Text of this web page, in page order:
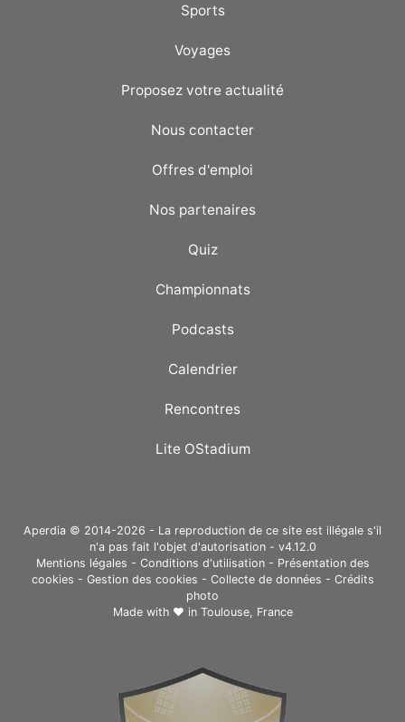
Sports
Voyages
Proposez votre actualité
Nous contacter
Offres d'emploi
Nos partenaires
Quiz
Championnats
Podcasts
Calendrier
Rencontres
Lite OStadium
Aperdia © 2014-2026 - La reproduction de ce site est illégale s'il
n'a pas fait l'objet d'autorisation - v4.12.0
Mentions légales - Conditions d'utilisation- Présentation des
cookies - Gestion des cookies - Collecte de données - Crédits
photo
Made with ❤ in Toulouse, France